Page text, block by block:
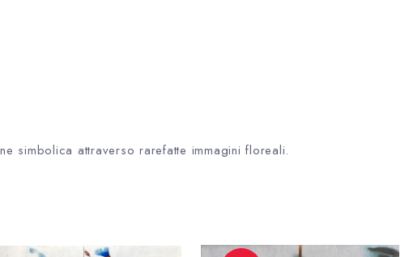
simbolica attraverso rarefatte immagini floreali.